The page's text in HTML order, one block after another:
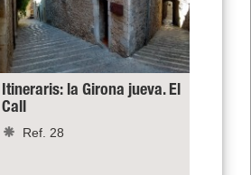
Itineraris: la Girona jueva. El
Call
Ref. 28